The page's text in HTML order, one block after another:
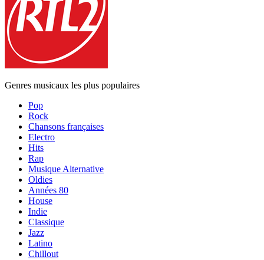
Genres musicaux les plus populaires
Pop
Rock
Chansons françaises
Electro
Hits
Rap
Musique Alternative
Oldies
Années 80
House
Indie
Classique
Jazz
Latino
Chillout